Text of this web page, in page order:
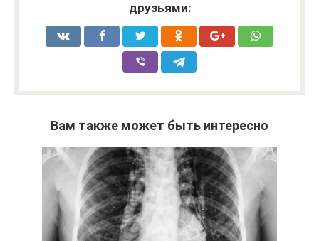
друзьями:
Вам также может быть интересно